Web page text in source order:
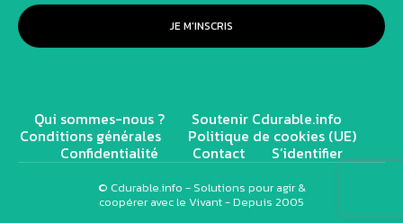
JE M'INSCRIS
Qui sommes-nous ? Soutenir Cdurable.info
Conditions générales Politique de cookies (UE)
Confidentialité Contact S’identifier
© Cdurable.info - Solutions pour agir &
coopérer avec le Vivant - Depuis 2005